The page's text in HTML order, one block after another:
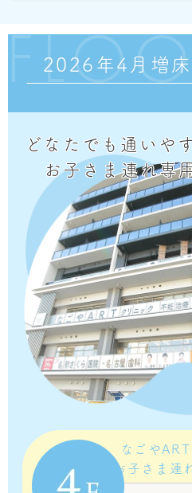
2026年4月増
どなたでも通いや
お子さま連れ専
なごや
（お子さま連